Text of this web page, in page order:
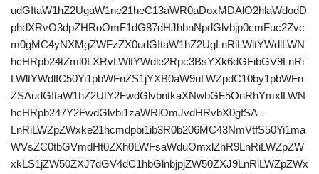
udGItaW1hZ2UgaW1ne21heC13aWR0aDoxMDAlO2hlaWdodD
phdXRvO3dpZHRoOmF1dG87dHJhbnNpdGlvbjp0cmFuc2Zvc
m0gMC4yNXMgZWFzZX0udGItaW1hZ2UgLnRiLWltYWdlLWN
hcHRpb24tZml0LXRvLWltYWdle2Rpc3BsYXk6dGFibGV9LnRi
LWltYWdlIC50Yi1pbWFnZS1jYXB0aW9uLWZpdC10by1pbWFn
ZSAudGItaW1hZ2UtY2FwdGlvbntkaXNwbGF5OnRhYmxlLWN
hcHRpb247Y2FwdGlvbi1zaWRlOmJvdHRvbX0gfSA=
LnRiLWZpZWxke21hcmdpbi1ib3R0b206MC43NmVtfS50Yi1ma
WVsZC0tbGVmdHt0ZXh0LWFsaWduOmxlZnR9LnRiLWZpZW
xkLS1jZW50ZXJ7dGV4dC1hbGlnbjpjZW50ZXJ9LnRiLWZpZWx